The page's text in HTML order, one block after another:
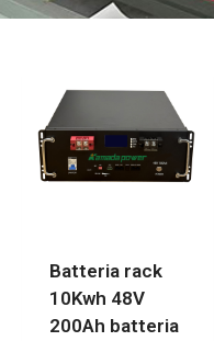
Batteria rack
10Kwh 48V
200Ah batteria